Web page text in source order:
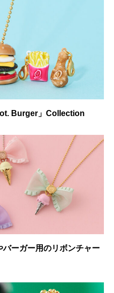
Burger」Collection
ーガー用のリボンチャー